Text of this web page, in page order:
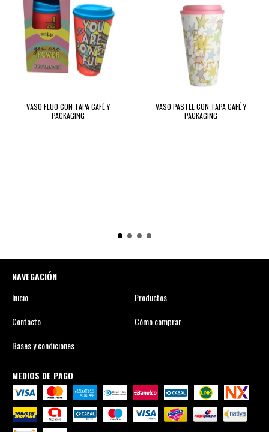
VASO FLUO CON TAPA CAFÉ Y
PACKAGING
VASO PASTEL CON TAPA CAFÉ Y
PACKAGING
NAVEGACIÓN
Inicio
Productos
Contacto
Cómo comprar
Bases y condiciones
MEDIOS DE PAGO